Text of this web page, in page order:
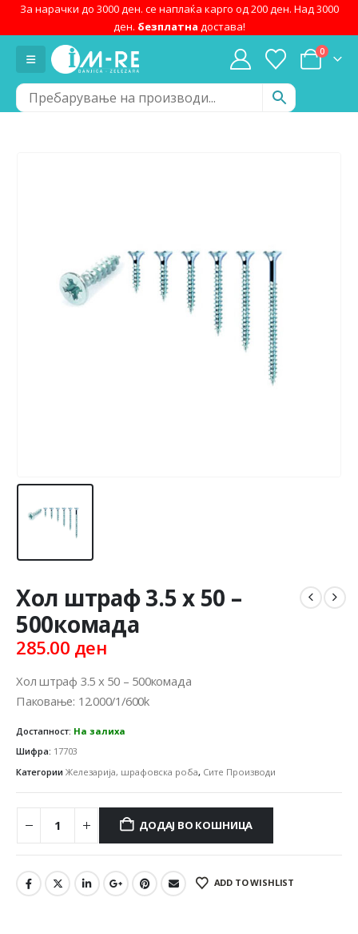
За нарачки до 3000 ден. се наплаќа карго од 200 ден. Над 3000
ден. безплатна достава!
0
Хол штраф 3.5 x 50 –
500комада
285.00 ден
Хол штраф 3.5 x 50 – 500комада
Паковање: 12.000/1/600k
Достапност: На залиха
Шифра: 17703
Категории Железарија, шрафовска роба, Сите Производи
ДОДАЈ ВО КОШНИЦА
ADD TO WISHLIST